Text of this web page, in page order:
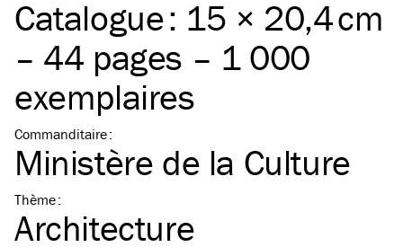
Catalogue : 15 × 20,4 cm
– 44 pages – 1 000
exemplaires
Commanditaire:
Ministère de la Culture
Thème:
Architecture